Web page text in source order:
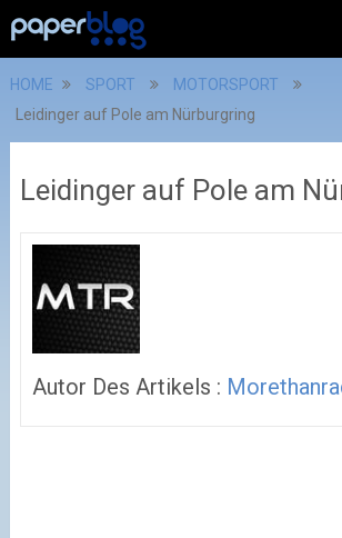
HOME SPORT
MOTORSPORT
Leidinger auf Pole am Nürburgring
Leidinger auf Pole am
Autor Des Artikels :